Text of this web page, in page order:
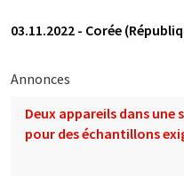
03.11.2022 - Corée
Annonces
Deux appareils dans
pour des échantillons